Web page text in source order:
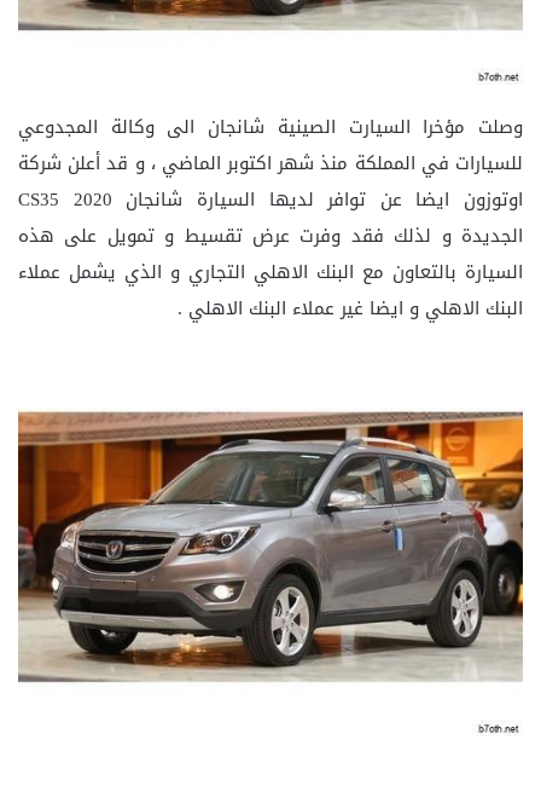
وصلت مؤخرا السيارت الصينية شانجان الى وكالة المجدوعي
للسيارات في المملكة منذ شهر اكتوبر الماضي ، و قد أعلن شركة
اوتوزون ايضا عن توافر لديها السيارة شانجان CS35 2020
الجديدة و لذلك فقد وفرت عرض تقسيط و تمويل على هذه
السيارة بالتعاون مع البنك الاهلي التجاري و الذي يشمل عملاء
البنك الاهلي و ايضا غير عملاء البنك الاهلي .